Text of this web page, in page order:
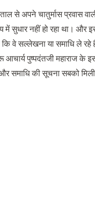
से अपने चातुर्मास प्रवास
सुधार नहीं हो रहा था। और
कि वे सल्लेखना या समाधि ले
आचार्य पुष्पदंतजी महाराज के
समाधि की सूचना सबको